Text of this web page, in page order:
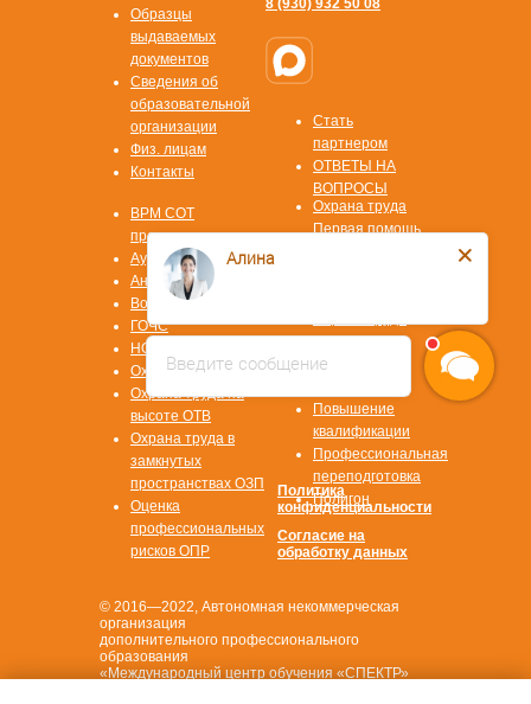
8 (930) 932 50 08
© 2016—2022, Автономная некоммерческая
организация
дополнительного профессионального
образования
«Международный центр обучения «СПЕКТР»
Стать
партнером
ОТВЕТЫ НА
ВОПРОСЫ
Согласие на
обработку данных
Политика
конфиденциальности
ВРМ СОТ
программа
Аудит/Аутсорсинг
Антитеррор
Воинский учет
ГОЧС
НОК ЦОК
Охрана труда
Охрана труда на
высоте ОТВ
Охрана труда в
замкнутых
пространствах ОЗП
Оценка
профессиональных
рисков ОПР
Охрана труда
Первая помощь
СОУТ
Пожарная
Повышение
квалификации
Профессиональная
переподготовка
Полигон
Образцы
выдаваемых
документов
Сведения об
образовательной
организации
Физ. лицам
Контакты
Введите сообщение
Алина